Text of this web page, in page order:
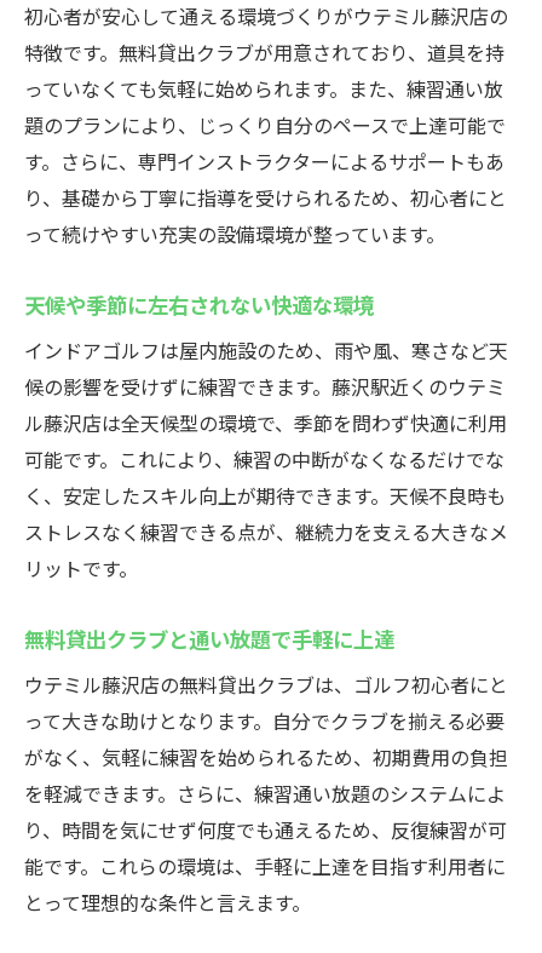
初心者が安心して通える環境づくりがウテミル藤沢店の
特徴です。無料貸出クラブが用意されており、道具を持
っていなくても気軽に始められます。また、練習通い放
題のプランにより、じっくり自分のペースで上達可能で
す。さらに、専門インストラクターによるサポートもあ
り、基礎から丁寧に指導を受けられるため、初心者にと
って続けやすい充実の設備環境が整っています。
天候や季節に左右されない快適な環境
インドアゴルフは屋内施設のため、雨や風、寒さなど天
候の影響を受けずに練習できます。藤沢駅近くのウテミ
ル藤沢店は全天候型の環境で、季節を問わず快適に利用
可能です。これにより、練習の中断がなくなるだけでな
く、安定したスキル向上が期待できます。天候不良時も
ストレスなく練習できる点が、継続力を支える大きなメ
リットです。
無料貸出クラブと通い放題で手軽に上達
ウテミル藤沢店の無料貸出クラブは、ゴルフ初心者にと
って大きな助けとなります。自分でクラブを揃える必要
がなく、気軽に練習を始められるため、初期費用の負担
を軽減できます。さらに、練習通い放題のシステムによ
り、時間を気にせず何度でも通えるため、反復練習が可
能です。これらの環境は、手軽に上達を目指す利用者に
とって理想的な条件と言えます。